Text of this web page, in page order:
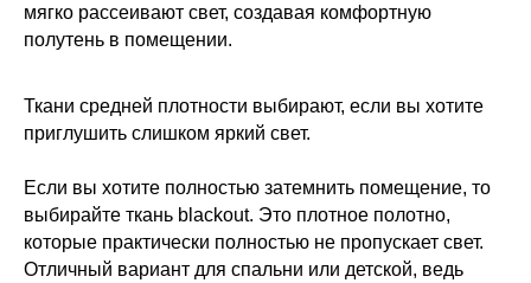
мягко рассеивают свет, создавая комфортную
полутень в помещении.
Ткани средней плотности выбирают, если вы хотите
приглушить слишком яркий свет.
Если вы хотите полностью затемнить помещение, то
выбирайте ткань blackout. Это плотное полотно,
которые практически полностью не пропускает свет.
Отличный вариант для спальни или детской, ведь